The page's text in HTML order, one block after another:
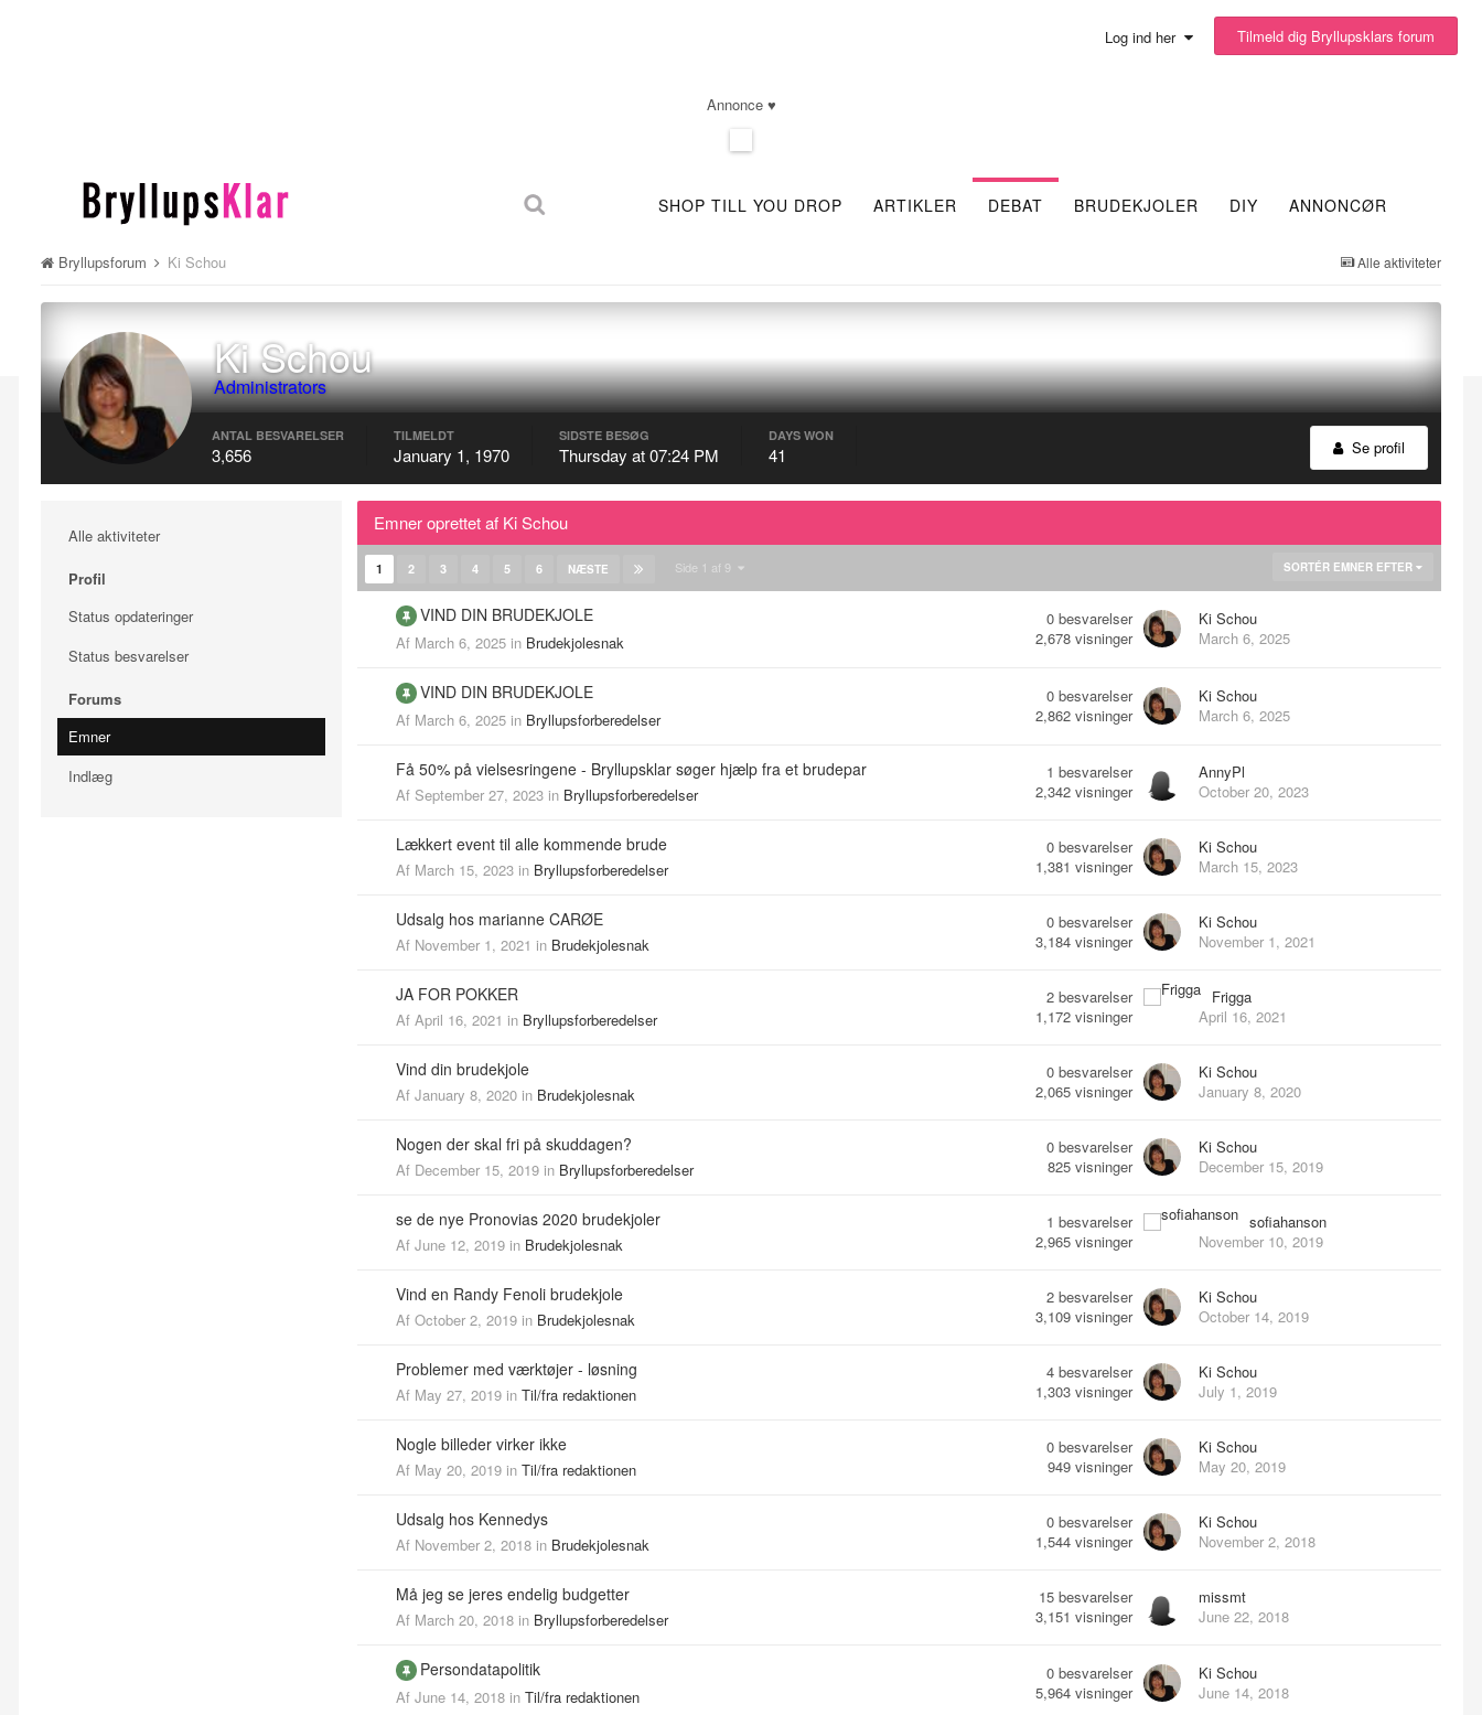
Log ind her Tilmeld dig Bryllupsklars forum
Annonce ♥
SHOP TILL YOU DROP ARTIKLER DEBAT BRUDEKJOLER DIY ANNONCØR
Alle aktiviteter
Bryllupsforum Ki Schou
Ki Schou
Administrators
Se profil
ANTAL BESVARELSER
3,656
TILMELDT
January 1, 1970
SIDSTE BESØG
Thursday at 07:24 PM
DAYS WON
41
Alle aktiviteter
Profil
Status opdateringer
Status besvarelser
Forums
Emner
Indlæg
Emner oprettet af Ki Schou
SORTÉR EMNER EFTER
1 2 3 4 5 6 NÆSTE Side 1 af 9
VIND DIN BRUDEKJOLE
Af March 6, 2025 in Brudekjolesnak
0 besvarelser
2,678 visninger
Ki Schou
March 6, 2025
VIND DIN BRUDEKJOLE
Af March 6, 2025 in Bryllupsforberedelser
0 besvarelser
2,862 visninger
Ki Schou
March 6, 2025
Få 50% på vielsesringene - Bryllupsklar søger hjælp fra et brudepar
Af September 27, 2023 in Bryllupsforberedelser
1 besvarelser
2,342 visninger
AnnyPl
October 20, 2023
Lækkert event til alle kommende brude
Af March 15, 2023 in Bryllupsforberedelser
0 besvarelser
1,381 visninger
Ki Schou
March 15, 2023
Udsalg hos marianne CARØE
Af November 1, 2021 in Brudekjolesnak
0 besvarelser
3,184 visninger
Ki Schou
November 1, 2021
JA FOR POKKER
Af April 16, 2021 in Bryllupsforberedelser
2 besvarelser
1,172 visninger
Frigga
April 16, 2021
Vind din brudekjole
Af January 8, 2020 in Brudekjolesnak
0 besvarelser
2,065 visninger
Ki Schou
January 8, 2020
Nogen der skal fri på skuddagen?
Af December 15, 2019 in Bryllupsforberedelser
0 besvarelser
825 visninger
Ki Schou
December 15, 2019
se de nye Pronovias 2020 brudekjoler
Af June 12, 2019 in Brudekjolesnak
1 besvarelser
2,965 visninger
sofiahanson
November 10, 2019
Vind en Randy Fenoli brudekjole
Af October 2, 2019 in Brudekjolesnak
2 besvarelser
3,109 visninger
Ki Schou
October 14, 2019
Problemer med værktøjer - løsning
Af May 27, 2019 in Til/fra redaktionen
4 besvarelser
1,303 visninger
Ki Schou
July 1, 2019
Nogle billeder virker ikke
Af May 20, 2019 in Til/fra redaktionen
0 besvarelser
949 visninger
Ki Schou
May 20, 2019
Udsalg hos Kennedys
Af November 2, 2018 in Brudekjolesnak
0 besvarelser
1,544 visninger
Ki Schou
November 2, 2018
Må jeg se jeres endelig budgetter
Af March 20, 2018 in Bryllupsforberedelser
15 besvarelser
3,151 visninger
missmt
June 22, 2018
Persondatapolitik
Af June 14, 2018 in Til/fra redaktionen
0 besvarelser
5,964 visninger
Ki Schou
June 14, 2018